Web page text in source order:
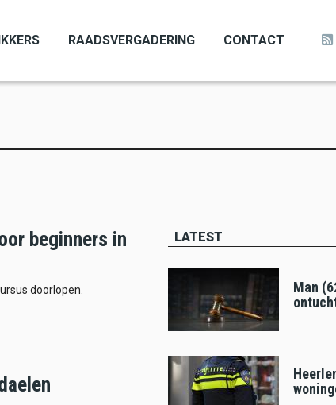
RAADSVERGADERING CONTACT
beginners in
doorlopen.
LATEST
Man